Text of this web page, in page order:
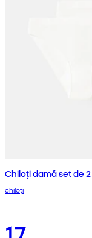
Chiloți damă set de 2
chiloți